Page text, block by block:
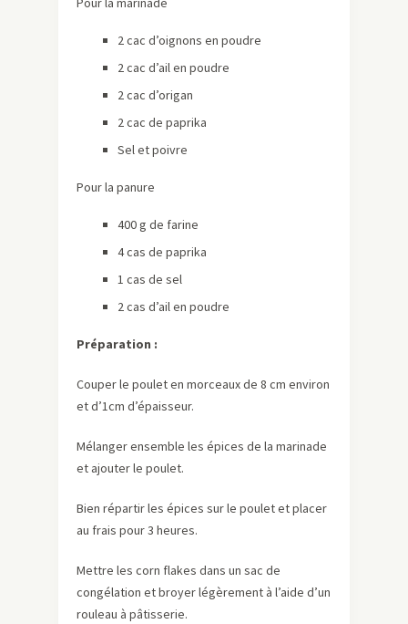
2 cac d’oignons en poudre
2 cac d’ail en poudre
2 cac d’origan
2 cac de paprika
Sel et poivre
Pour la panure
400 g de farine
4 cas de paprika
1 cas de sel
2 cas d’ail en poudre
Préparation :
Couper le poulet en morceaux de 8 cm environ
et d’1cm d’épaisseur.
Mélanger ensemble les épices de la marinade
et ajouter le poulet.
Bien répartir les épices sur le poulet et placer
au frais pour 3 heures.
Mettre les corn flakes dans un sac de
congélation et broyer légèrement à l’aide d’un
rouleau à pâtisserie.